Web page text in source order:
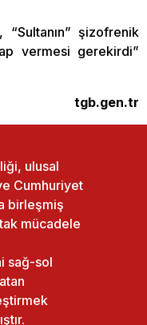
şizofrenik
vermesi gerekirdi”
tgb.gen.tr
ulusal
Cumhuriyet
birleşmiş
mücadele
sağ-sol